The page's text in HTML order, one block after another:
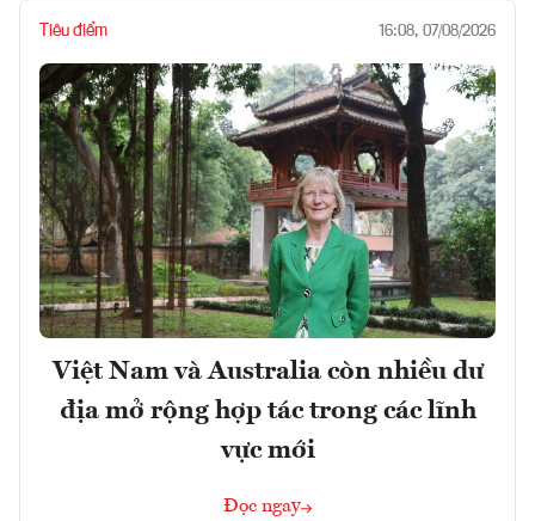
Tiêu điểm 16:08, 07/08/2026
Việt Nam và Australia còn nhiều dư
địa mở rộng hợp tác trong các lĩnh
vực mới
Đọc ngay